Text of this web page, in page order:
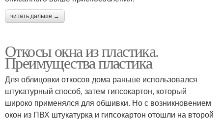
читать дальше →
Откосы окна из пластика.
Преимущества пластика
Для облицовки откосов дома раньше использовался
штукатурный способ, затем гипсокартон, который
широко применялся для обшивки. Но с возникновением
окон из ПВХ штукатурка и гипсокартон отошли на второй